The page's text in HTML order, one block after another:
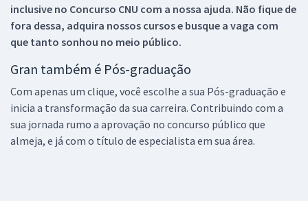
inclusive no Concurso CNU com a nossa ajuda. Não fique de
fora dessa, adquira nossos cursos e busque a vaga com
que tanto sonhou no meio público.
Gran também é Pós-graduação
Com apenas um clique, você escolhe a sua Pós-graduação e
inicia a transformação da sua carreira. Contribuindo com a
sua jornada rumo a aprovação no concurso público que
almeja, e já com o título de especialista em sua área.